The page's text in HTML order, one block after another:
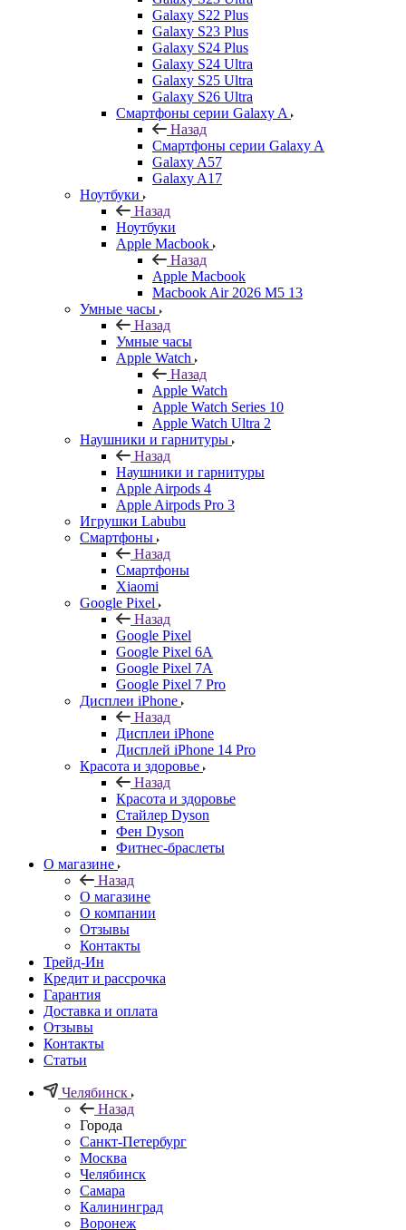
Galaxy S22 Plus
Galaxy S23 Plus
Galaxy S24 Plus
Galaxy S24 Ultra
Galaxy S25 Ultra
Galaxy S26 Ultra
Смартфоны серии Galaxy A
Назад
Смартфоны серии Galaxy A
Galaxy A57
Galaxy A17
Ноутбуки
Назад
Ноутбуки
Apple Macbook
Назад
Apple Macbook
Macbook Air 2026 M5 13
Умные часы
Назад
Умные часы
Apple Watch
Назад
Apple Watch
Apple Watch Series 10
Apple Watch Ultra 2
Наушники и гарнитуры
Назад
Наушники и гарнитуры
Apple Airpods 4
Apple Airpods Pro 3
Игрушки Labubu
Смартфоны
Назад
Смартфоны
Xiaomi
Google Pixel
Назад
Google Pixel
Google Pixel 6A
Google Pixel 7А
Google Pixel 7 Pro
Дисплеи iPhone
Назад
Дисплеи iPhone
Дисплей iPhone 14 Pro
Красота и здоровье
Назад
Красота и здоровье
Стайлер Dyson
Фен Dyson
Фитнес-браслеты
О магазине
Назад
О магазине
О компании
Отзывы
Контакты
Трейд-Ин
Кредит и рассрочка
Гарантия
Доставка и оплата
Отзывы
Контакты
Статьи
Челябинск
Назад
Города
Санкт-Петербург
Москва
Челябинск
Самара
Калининград
Воронеж